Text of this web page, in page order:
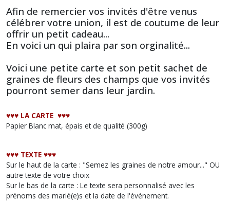
Afin de remercier vos invités d'être venus
célébrer votre union, il est de coutume de leur
offrir un petit cadeau...
En voici un qui plaira par son orginalité...
Voici une petite carte et son petit sachet de
graines de fleurs des champs que vos invités
pourront semer dans leur jardin.
♥︎♥︎♥︎ LA CARTE ♥︎♥︎♥︎
Papier Blanc mat, épais et de qualité (300g)
♥︎♥︎♥︎ TEXTE ♥︎♥︎♥︎
Sur le haut de la carte : "Semez les graines de notre amour..." OU
autre texte de votre choix
Sur le bas de la carte : Le texte sera personnalisé avec les
prénoms des marié(e)s et la date de l'événement.